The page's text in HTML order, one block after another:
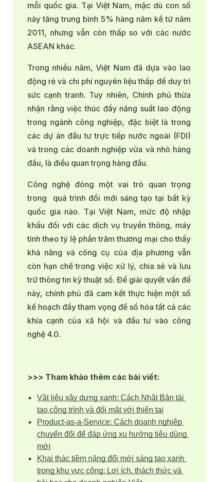
mỗi quốc gia. Tại Việt Nam, mặc dù con số
này tăng trung bình 5% hàng năm kể từ năm
2011, nhưng vẫn còn thấp so với các nước
ASEAN khác.
Trong nhiều năm, Việt Nam đã dựa vào lao
động rẻ và chi phí nguyên liệu thấp để duy trì
sức cạnh tranh. Tuy nhiên, Chính phủ thừa
nhận rằng việc thúc đẩy năng suất lao động
trong ngành công nghiệp, đặc biệt là trong
các dự án đầu tư trực tiếp nước ngoài (FDI)
và trong các doanh nghiệp vừa và nhỏ hàng
đầu, là điều quan trọng hàng đầu.
Công nghệ đóng một vai trò quan trọng
trong quá trình đổi mới sáng tạo tại bất kỳ
quốc gia nào. Tại Việt Nam, mức độ nhập
khẩu đối với các dịch vụ truyền thông, máy
tính theo tỷ lệ phần trăm thương mại cho thấy
khả năng và công cụ của địa phương vẫn
còn hạn chế trong việc xử lý, chia sẻ và lưu
trữ thông tin kỹ thuật số. Để giải quyết vấn đề
này, chính phủ đã cam kết thực hiện một số
kế hoạch đầy tham vọng để số hóa tất cả các
khía cạnh của xã hội và đầu tư vào công
nghệ 4.0.
>>> Tham khảo thêm các bài viết:
Vật liệu xây dựng xanh: Cách Nhật Bản tái
tạo công trình và đối mặt với thiên tai
Product-as-a-Service: Cách doanh nghiệp
chuyển đổi để đáp ứng xu hướng tiêu dùng
mới
Khai thác tiềm năng đổi mới sáng tạo xanh
trong khu vực công: Lợi ích, thách thức và